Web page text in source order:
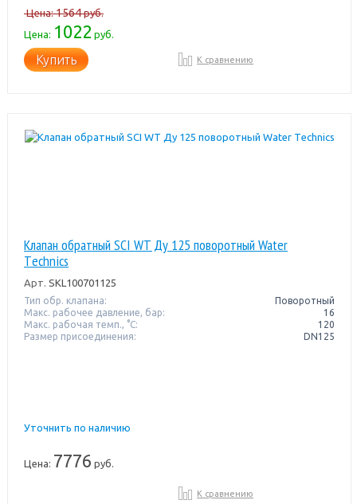
Цена:1564руб.
Цена: 1022 руб.
Купить К сравнению
Клапан обратный SCI WT Ду 125 поворотный Water
Тechnics
Арт. SKL100701125
Тип обр. клапана:
Поворотный
Макс. рабочее давление, бар:
16
Макс. рабочая темп., °С:
120
Размер присоединения:
DN125
Уточнить по наличию
Цена: 7776 руб.
К сравнению